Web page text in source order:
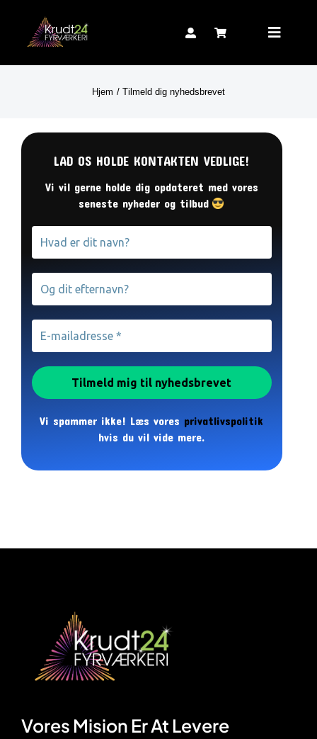
content
Toggle
Hjem Tilmeld dig nyhedsbrevet
LAD OS HOLDE KONTAKTEN VEDLIGE!
Vi vil gerne holde dig opdateret med vores
seneste nyheder og tilbud
Vi spammer ikke! Læs vores privatlivspolitik
hvis du vil vide mere.
Vores Mision Er At Levere